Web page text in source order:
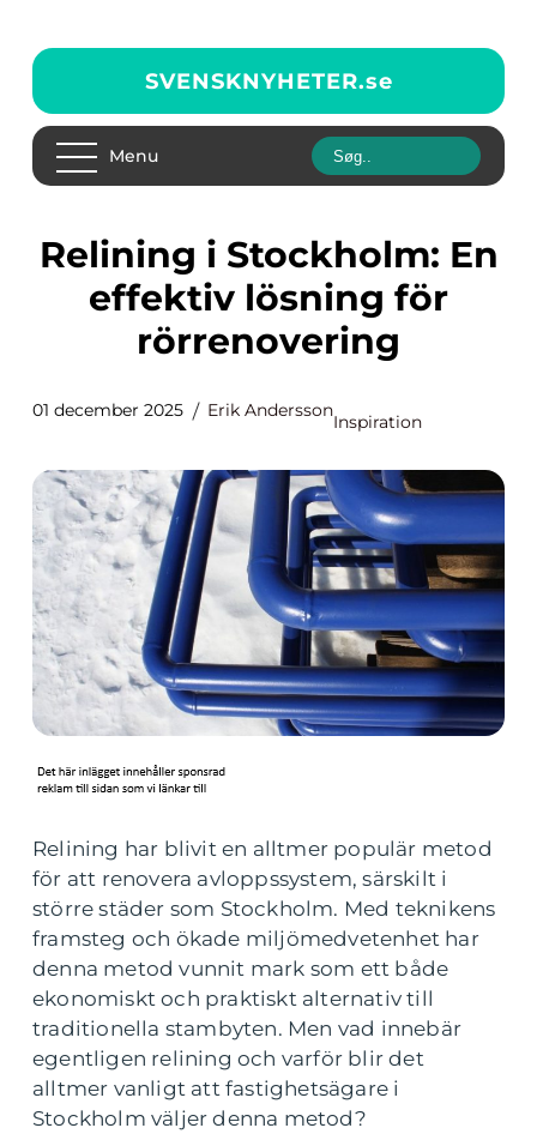
SVENSKNYHETER.se
Menu
Relining i Stockholm: En
effektiv lösning för
rörrenovering
01 december 2025 Erik Andersson
Inspiration
Relining har blivit en alltmer populär metod
för att renovera avloppssystem, särskilt i
större städer som Stockholm. Med teknikens
framsteg och ökade miljömedvetenhet har
denna metod vunnit mark som ett både
ekonomiskt och praktiskt alternativ till
traditionella stambyten. Men vad innebär
egentligen relining och varför blir det
alltmer vanligt att fastighetsägare i
Stockholm väljer denna metod?